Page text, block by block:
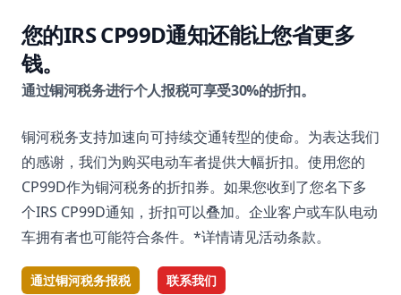
您的IRS CP99D通知还能让您省更多
钱。
通过铜河税务进行个人报税可享受30%的折扣。
铜河税务支持加速向可持续交通转型的使命。为表达我们
的感谢，我们为购买电动车者提供大幅折扣。使用您的
CP99D作为铜河税务的折扣券。如果您收到了您名下多
个IRS CP99D通知，折扣可以叠加。企业客户或车队电动
车拥有者也可能符合条件。*详情请见活动条款。
通过铜河税务报税 联系我们